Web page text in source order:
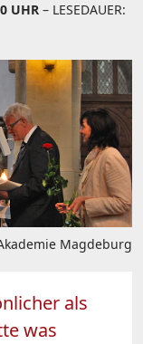
UHR – LESEDAUER:
Magdeburg
als
was